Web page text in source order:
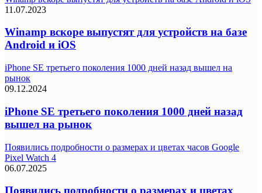
11.07.2023
Winamp вскоре выпустят для устройств на базе
Android и iOS
iPhone SE третьего поколения 1000 дней назад вышел на
рынок
09.12.2024
iPhone SE третьего поколения 1000 дней назад
вышел на рынок
Появились подробности о размерах и цветах часов Google
Pixel Watch 4
06.07.2025
Появились подробности о размерах и цветах